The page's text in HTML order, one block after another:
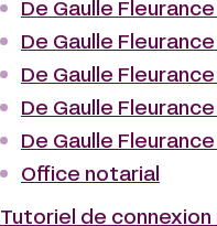
De Gaulle
De Gaulle
De Gaulle
De Gaulle
De Gaulle
Office notarial
Tutoriel de connexion